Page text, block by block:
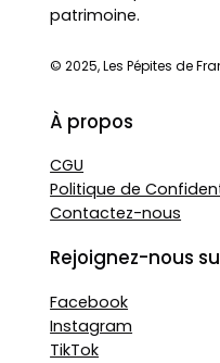
patrimoine.
© 2025, Les Pépites de
À propos
CGU
Politique de
Contactez-nous
Rejoignez-nous
Facebook
Instagram
TikTok